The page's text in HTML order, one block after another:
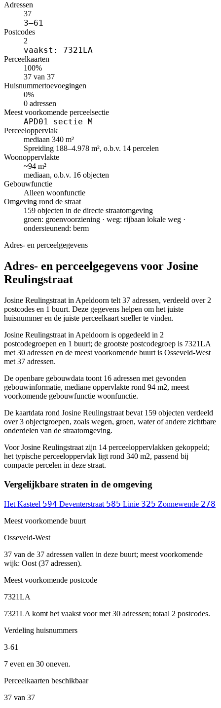
Adressen
37
3–61
Postcodes
2
vaakst: 7321LA
Perceelkaarten
100%
37 van 37
Huisnummertoevoegingen
0%
0 adressen
Meest voorkomende perceelsectie
APD01 sectie M
Perceeloppervlak
mediaan 340 m²
Spreiding 188–4.978 m², o.b.v. 14 percelen
Woonoppervlakte
~94 m²
mediaan, o.b.v. 16 objecten
Gebouwfunctie
Alleen woonfunctie
Omgeving rond de straat
159 objecten in de directe straatomgeving
groen: groenvoorziening · weg: rijbaan lokale weg ·
ondersteunend: berm
Adres- en perceelgegevens
Adres- en perceelgegevens voor Josine
Reulingstraat
Josine Reulingstraat in Apeldoorn telt 37 adressen, verdeeld over 2
postcodes en 1 buurt. Deze gegevens helpen om het juiste
huisnummer en de juiste perceelkaart sneller te vinden.
Josine Reulingstraat in Apeldoorn is opgedeeld in 2
postcodegroepen en 1 buurt; de grootste postcodegroep is 7321LA
met 30 adressen en de meest voorkomende buurt is Osseveld-West
met 37 adressen.
De openbare gebouwdata toont 16 adressen met gevonden
gebouwinformatie, mediane oppervlakte rond 94 m2, meest
voorkomende gebouwfunctie woonfunctie.
De kaartdata rond Josine Reulingstraat bevat 159 objecten verdeeld
over 3 objectgroepen, zoals wegen, groen, water of andere zichtbare
onderdelen van de straatomgeving.
Voor Josine Reulingstraat zijn 14 perceeloppervlakken gekoppeld;
het typische perceeloppervlak ligt rond 340 m2, passend bij
compacte percelen in deze straat.
Vergelijkbare straten in de omgeving
Het Kasteel 594 Deventerstraat 585 Linie 325 Zonnewende 278
Meest voorkomende buurt
Osseveld-West
37 van de 37 adressen vallen in deze buurt; meest voorkomende
wijk: Oost (37 adressen).
Meest voorkomende postcode
7321LA
7321LA komt het vaakst voor met 30 adressen; totaal 2 postcodes.
Verdeling huisnummers
3-61
7 even en 30 oneven.
Perceelkaarten beschikbaar
37 van 37